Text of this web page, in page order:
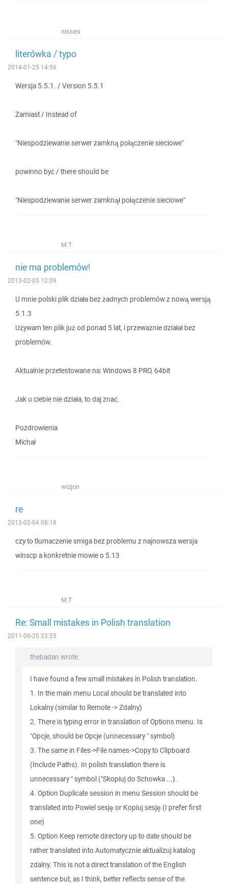
nisses
literówka / typo
2014-01-25 14:56
Wersja 5.5.1. / Version 5.5.1
Zamiast / Instead of
"Niespodziewanie serwer zamkną połączenie sieciowe"
powinno być / there should be
"Niespodziewanie serwer zamknął połączenie sieciowe"
M.T
nie ma problemów!
2013-02-05 12:09
U mnie polski plik działa bez żadnych problemów z nową wersją
5.1.3
Używam ten plik już od ponad 5 lat, i przeważnie działał bez
problemów.
Aktualnie przetestowane na: Windows 8 PRO, 64bit
Jak u ciebie nie działa, to daj znać.
Pozdrowienia
Michał
wizjon
re
2013-02-04 08:18
czy to tlumaczenie smiga bez problemu z najnowsza wersja
winscp a konkretnie mowie o 5.13
M.T
Re: Small mistakes in Polish translation
2011-06-20 23:55
thebadan wrote:
I have found a few small mistakes in Polish translation.
1. In the main menu Local should be translated into
Lokalny (similar to Remote -> Zdalny)
2. There is typing error in translation of Options menu. Is
"Opcje, should be Opcje (unnecessary " symbol)
3. The same in Files->File names->Copy to Clipboard
(Include Paths). In polish translation there is
unnecessary " symbol ("Skopiuj do Schowka ...).
4. Option Duplicate session in menu Session should be
translated into Powiel sesję or Kopiuj sesję (I prefer first
one)
5. Option Keep remote directory up to date should be
rather translated into Automatycznie aktualizuj katalog
zdalny. This is not a direct translation of the English
sentence but, as I think, better reflects sense of the